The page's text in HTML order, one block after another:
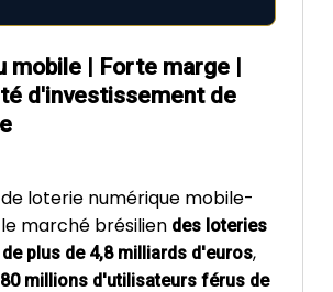
mobile | Forte marge |
d'investissement de
loterie numérique mobile-
marché brésilien des loteries
plus de 4,8 milliards d'euros,
80 millions d'utilisateurs férus de